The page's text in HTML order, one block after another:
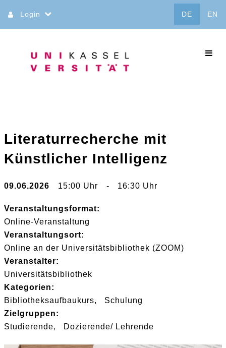
zum
Inhalt
Login DE EN
Literaturrecherche mit
Künstlicher Intelligenz
09.06.2026 15:00 Uhr - 16:30 Uhr
Veranstaltungsformat:
Online-Veranstaltung
Veranstaltungsort:
Online an der Universitätsbibliothek (ZOOM)
Veranstalter:
Universitätsbibliothek
Kategorien:
Bibliotheksaufbaukurs
Schulung
Zielgruppen:
Studierende
Dozierende/ Lehrende